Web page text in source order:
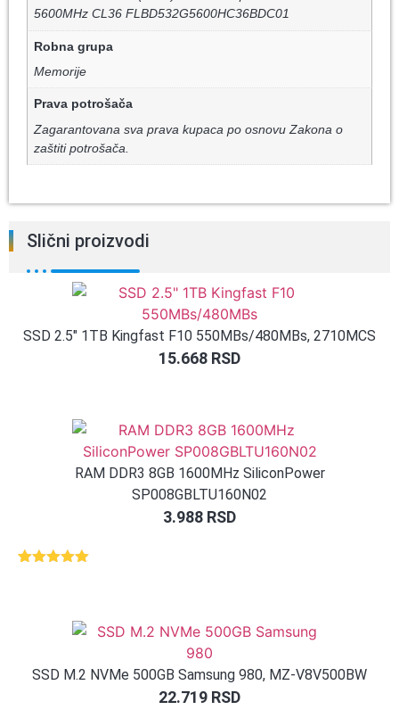
5600MHz CL36 FLBD532G5600HC36BDC01
Robna grupa
Memorije
Prava potrošača
Zagarantovana sva prava kupaca po osnovu Zakona o
zaštiti potrošača.
Slični proizvodi
SSD 2.5″ 1TB Kingfast F10 550MBs/480MBs, 2710MCS
15.668 RSD
RAM DDR3 8GB 1600MHz SiliconPower
SP008GBLTU160N02
3.988 RSD
SSD M.2 NVMe 500GB Samsung 980, MZ-V8V500BW
22.719 RSD